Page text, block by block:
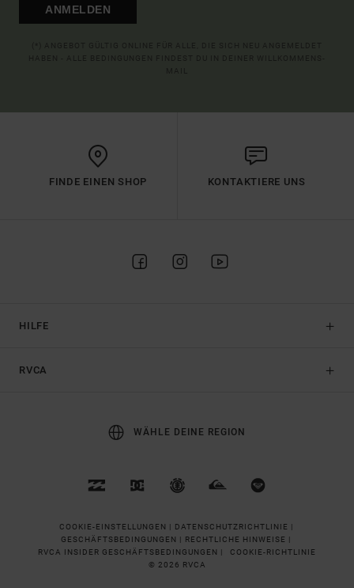
ANMELDEN
FINDE EINEN SHOP KONTAKTIERE UNS
HILFE
RVCA
WÄHLE DEINE REGION
COOKIE-EINSTELLUNGEN | DATENSCHUTZRICHTLINIE |
GESCHÄFTSBEDINGUNGEN | RECHTLICHE HINWEISE |
RVCA INSIDER GESCHÄFTSBEDINGUNGEN |
COOKIE-RICHTLINIE
© 2026 RVCA